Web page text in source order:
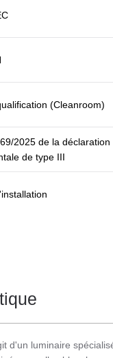
(Cleanroom)
2025 de la déclaration
de type III
d'un luminaire